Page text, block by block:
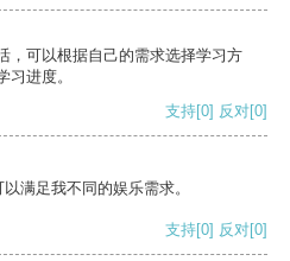
，可以根据自己的需求选择学习方
进度。
支持[0] 反对[0]
满足我不同的娱乐需求。
支持[0] 反对[0]